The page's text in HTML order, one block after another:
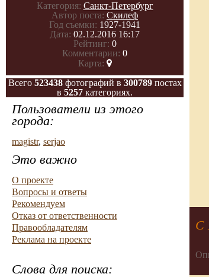
Категория: Санкт-Петербург
Автор поста: Скилеф
Год съемки: 1927-1941
Дата: 02.12.2016 16:17
Рейтинг: 0
Комментарии: 0
Карта:
Всего 523438фотографий в 300789постах
в 5257 категориях.
Пользователи из этого
города:
magistr, serjao
Это важно
О проекте
Вопросы и ответы
Рекомендуем
Отказ от ответственности
Правообладателям
Реклама на проекте
Слова для поиска:
С